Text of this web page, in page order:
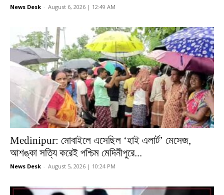
News Desk - August 6, 2026 | 12:49 AM
Medinipur: মোবাইলে এসেছিল ‘হাই এলার্ট’ মেসেজ,
আশঙ্কা সত্যি করেই পশ্চিম মেদিনীপুরে...
News Desk - August 5, 2026 | 10:24 PM